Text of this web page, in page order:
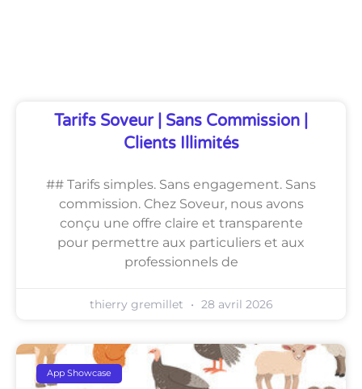
Tarifs Soveur | Sans Commission |
Clients Illimités
## Tarifs simples. Sans engagement. Sans
commission. Chez Soveur, nous avons
conçu une offre claire et transparente
pour permettre aux particuliers et aux
professionnels de
thierry gremillet 28 avril 2026
App Showcase